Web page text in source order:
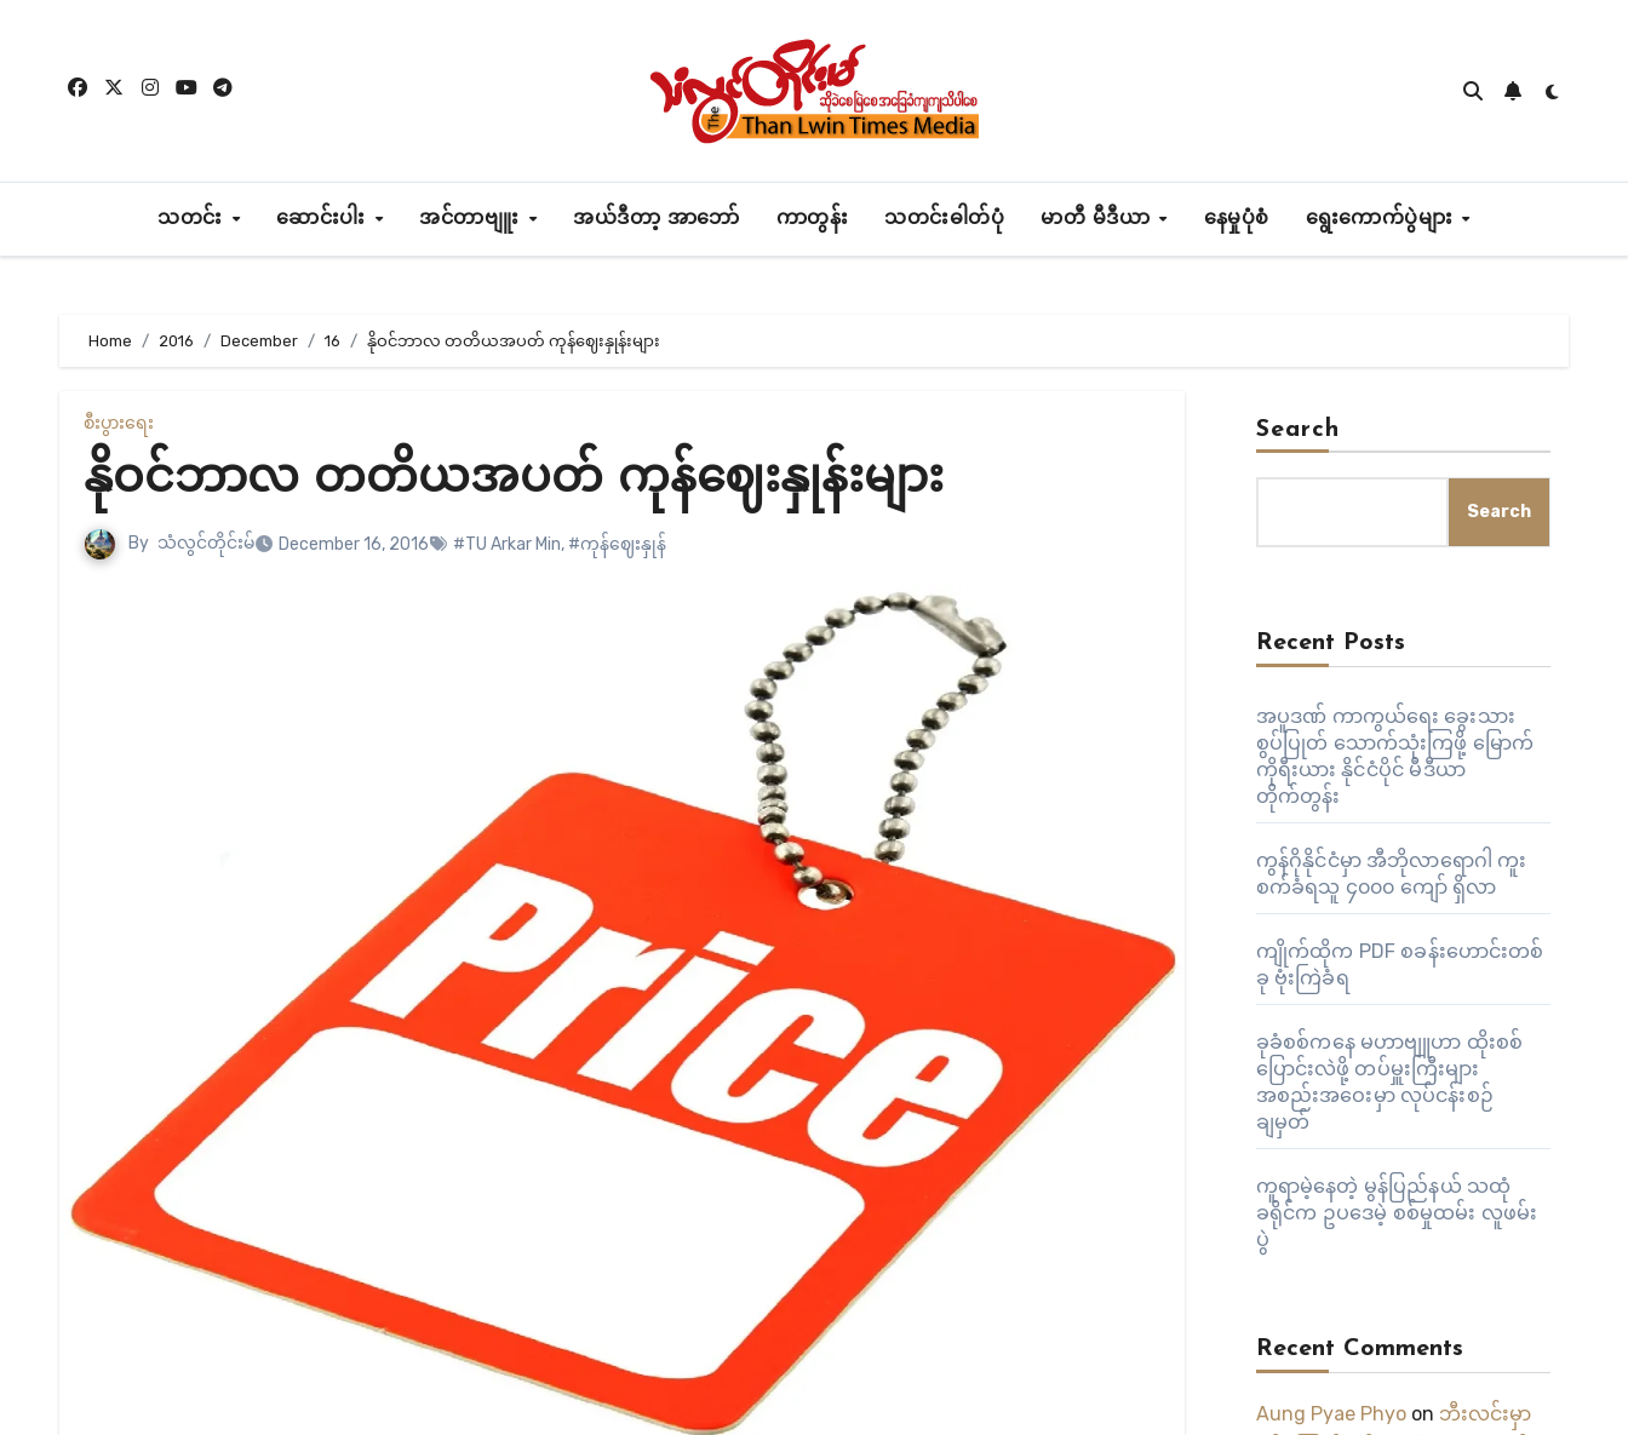
content
သတင်း ဆောင်းပါး အင်တာဗျူး အယ်ဒီတာ့ အာဘော် ကာတွန်း သတင်းဓါတ်ပုံ မာတီ မီဒီယာ နေမှုပုံစံ ရွေးကောက်ပွဲများ
Home 2016 December 16 နိုဝင်ဘာလ တတိယအပတ် ကုန်ဈေးနှုန်းများ
စီးပွားရေး
နိုဝင်ဘာလ တတိယအပတ် ကုန်ဈေးနှုန်းများ
By သံလွင်တိုင်းမ် December 16, 2016 #TU Arkar Min, #ကုန်ဈေးနှုန်
Search
Search
Recent Posts
အပူဒဏ် ကာကွယ်ရေး ခွေးသား
စွပ်ပြုတ် သောက်သုံးကြဖို့ မြောက်
ကိုရီးယား နိုင်ငံပိုင် မီဒီယာ
တိုက်တွန်း
ကွန်ဂိုနိုင်ငံမှာ အီဘိုလာရောဂါ ကူး
စက်ခံရသူ ၄၀၀၀ ကျော် ရှိလာ
ကျိုက်ထိုက PDF စခန်းဟောင်းတစ်
ခု ဗုံးကြဲခံရ
ခုခံစစ်ကနေ မဟာဗျူဟာ ထိုးစစ်
ပြောင်းလဲဖို့ တပ်မှူးကြီးများ
အစည်းအဝေးမှာ လုပ်ငန်းစဉ်
ချမှတ်
ကူရာမဲ့နေတဲ့ မွန်ပြည်နယ် သထုံ
ခရိုင်က ဥပဒေမဲ့ စစ်မှုထမ်း လူဖမ်း
ပွဲ
Recent Comments
Aung Pyae Phyoon ဘီးလင်းမှာ